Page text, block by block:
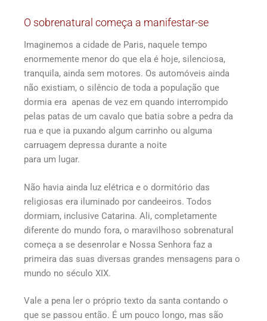
O sobrenatural começa a manifestar-se
Imaginemos a cidade de Paris, naquele tempo
enormemente menor do que ela é hoje, silenciosa,
tranquila, ainda sem motores. Os automóveis ainda
não existiam, o silêncio de toda a população que
dormia era apenas de vez em quando interrompido
pelas patas de um cavalo que batia sobre a pedra da
rua e que ia puxando algum carrinho ou alguma
carruagem depressa durante a noite
para um lugar.
Não havia ainda luz elétrica e o dormitório das
religiosas era iluminado por candeeiros. Todos
dormiam, inclusive Catarina. Ali, completamente
diferente do mundo fora, o maravilhoso sobrenatural
começa a se desenrolar e Nossa Senhora faz a
primeira das suas diversas grandes mensagens para o
mundo no século XIX.
Vale a pena ler o próprio texto da santa contando o
que se passou então. É um pouco longo, mas são